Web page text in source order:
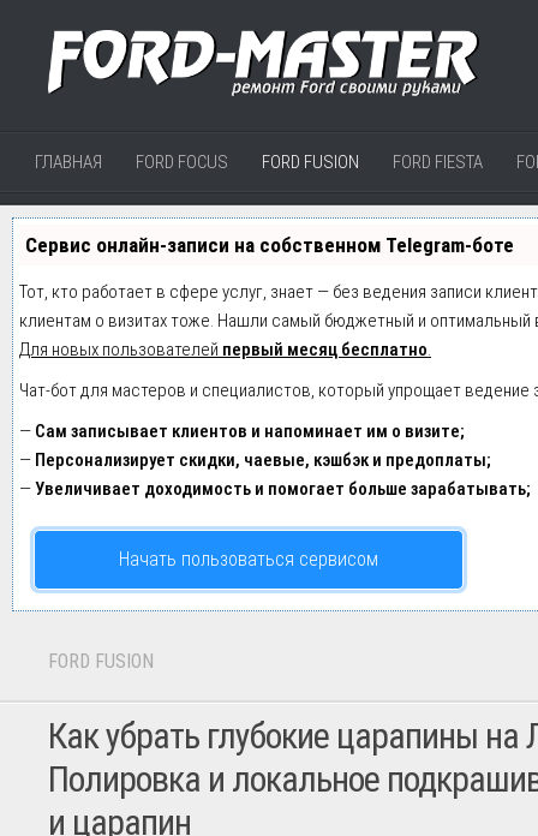
ГЛАВНАЯ FORD FOCUS FORD FUSION FORD FIESTA
Сервис онлайн-записи на собственном Telegram-боте
Тот, кто работает в сфере услуг, знает — без ведения записи
клиентам о визитах тоже. Нашли самый бюджетный и оптимальный
Для новых пользователей первый месяц бесплатно.
Чат-бот для мастеров и специалистов, который упрощает ведение
— Сам записывает клиентов и напоминает им о визите;
— Персонализирует скидки, чаевые, кэшбэк и предоплаты;
—Увеличивает доходимость и помогает больше зарабатывать;
Начать пользоваться сервисом
FORD FUSION
Как убрать глубокие царапины на
Полировка и локальное
и царапин